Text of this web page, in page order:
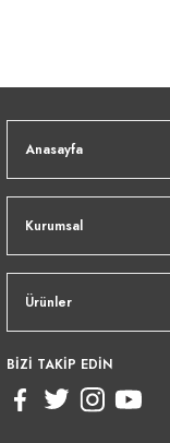
Anasayfa
Kurumsal
Ürünler
BİZİ TAKİP EDİN